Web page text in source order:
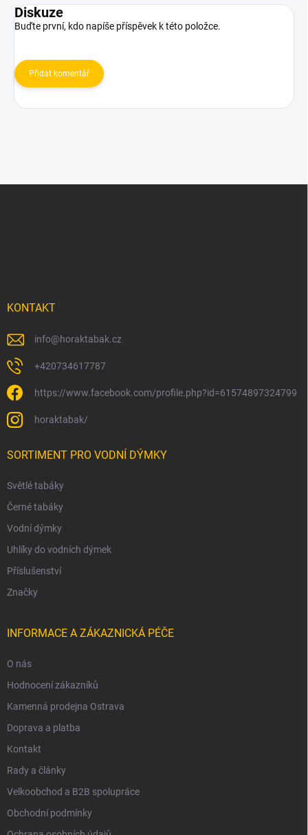
Diskuze
Buďte první, kdo napíše příspěvek k této položce.
Přidat komentář
KONTAKT
info@horaktabak.cz
+420734617787
https://www.facebook.com/profile.php?id=61574897324799
horaktabak/
SORTIMENT PRO VODNÍ DÝMKY
Světlé tabáky
Černé tabáky
Vodní dýmky
Uhlíky do vodních dýmek
Příslušenství
Značky
INFORMACE A ZÁKAZNICKÁ PÉČE
O nás
Hodnocení zákazníků
Kamenná prodejna Ostrava
Doprava a platba
Kontakt
Rady a články
Velkoobchod a B2B spolupráce
Obchodní podmínky